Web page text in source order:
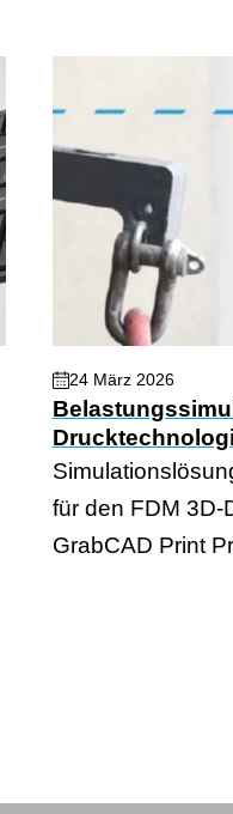
24 März 2026
für den FDM 3D-
GrabCAD Print